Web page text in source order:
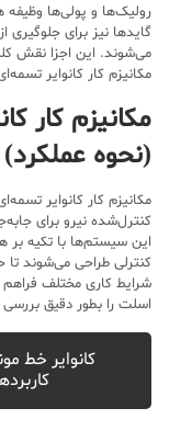
رولیک‌ها و پولی‌ها وظیفه
گایدها نیز برای جلوگیری
می‌شوند. این اجزا نقش
مکانیزم کار کانوایر
مکانیزم کار
(نحوه عملکرد)
مکانیزم کار کانوایر
کنترل‌شده نیرو برای
این سیستم‌ها با تکیه بر
کنترلی طراحی می‌شوند تا
شرایط کاری مختلف فراهم
اسلت را بطور دقیق
کانوایر خط